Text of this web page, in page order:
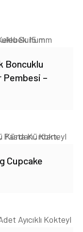
Boncuklu
Pembesi –
Cupcake